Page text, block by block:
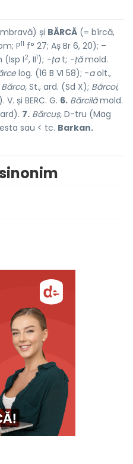
și BĂRCĂ (= bîrcă,
P11 f° 27; Aș Br 6, 20); –
I2, II1); -țat; -țămold.
log. (16 B VI 58); -aolt.,
Bărco, St., ard. (Sd X); Bărcoi,
și BERC. G. 6. Bărcilămold.
7. Bărcuș, D-tru (Mag
sau < tc. Barkan.